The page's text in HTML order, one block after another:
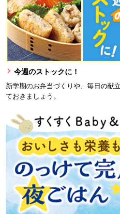
今週のストックに！
新学期のお弁当づくりや、毎日の献
ておきましょう。